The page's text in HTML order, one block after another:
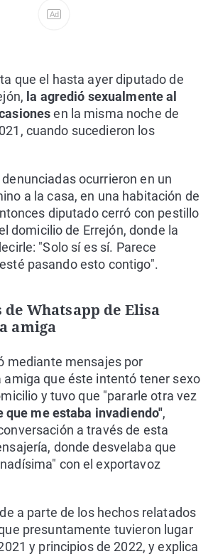
Ad
que el hasta ayer diputado de
la agredió sexualmente al
en la misma noche de
cuando sucedieron los
ocurrieron en un
a la casa, en una habitación de
diputado cerró con pestillo
domicilio de Errejón, donde la
"Solo sí es sí. Parece
pasando esto contigo".
de Whatsapp de Elisa
amiga
mediante mensajes por
amiga que éste intentó tener sexo
y tuvo que "pararle otra vez
que me estaba invadiendo",
a través de esta
donde desvelaba que
con el exportavoz
a parte de los hechos relatados
presuntamente tuvieron lugar
y principios de 2022, y explica